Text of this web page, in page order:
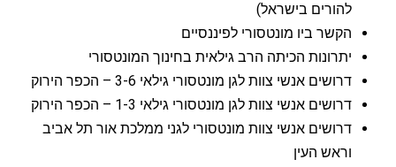
להורים בישראל)
הקשר ביו מונטסורי לפיננסיים
יתרונות הכיתה הרב גילאית בחינוך המונטסורי
דרושים אנשי צוות לגן מונטסורי גילאי 3-6 – הכפר הירוק
דרושים אנשי צוות לגן מונטסורי גילאי 1-3 – הכפר הירוק
דרושים אנשי צוות מונטסורי לגני ממלכת אור תל אביב
וראש העין